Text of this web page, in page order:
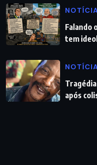
Falando
tem
após